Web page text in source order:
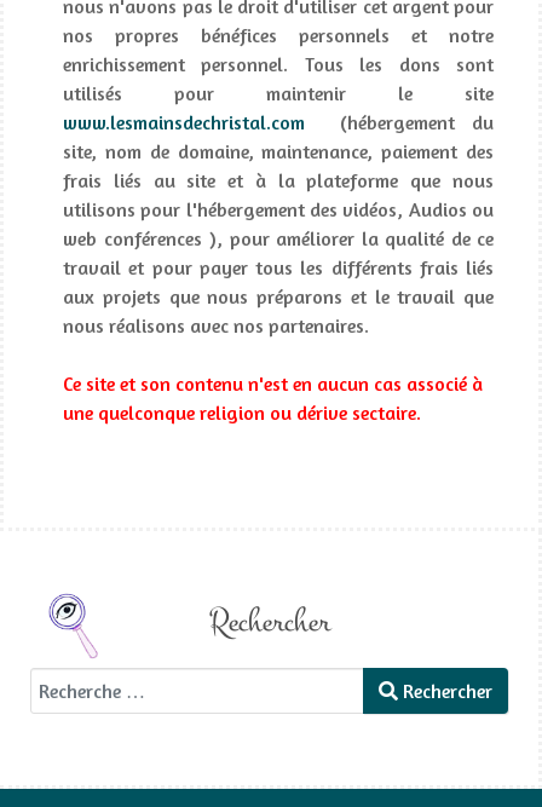
nous n'avons pas le droit d'utiliser cet argent pour
nos propres bénéfices personnels et notre
enrichissement personnel. Tous les dons sont
utilisés pour maintenir le site
www.lesmainsdechristal.com (hébergement du
site, nom de domaine, maintenance, paiement des
frais liés au site et à la plateforme que nous
utilisons pour l'hébergement des vidéos, Audios ou
web conférences ), pour améliorer la qualité de ce
travail et pour payer tous les différents frais liés
aux projets que nous préparons et le travail que
nous réalisons avec nos partenaires.
Ce site et son contenu n'est en aucun cas associé à
une quelconque religion ou dérive sectaire.
Rechercher
Rechercher Rechercher